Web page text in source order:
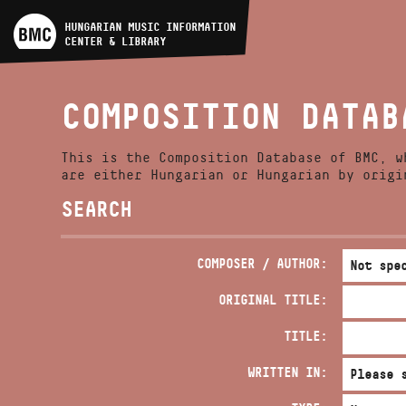
HUNGARIAN MUSIC INFORMATION
CENTER & LIBRARY
ARTIST DATABASE
MUSIC LIBRARY, ONLINE
CATALOG
COMPOSITION
This is the Composition Database of BMC,
are either Hungarian or Hungarian by
SEARCH
COMPOSER / AUTHOR:
ORIGINAL TITLE:
TITLE:
WRITTEN IN: